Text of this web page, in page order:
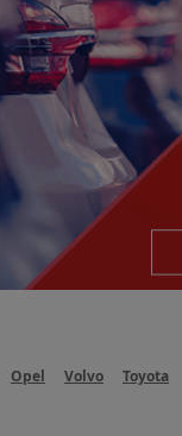
Opel Volvo Toyota